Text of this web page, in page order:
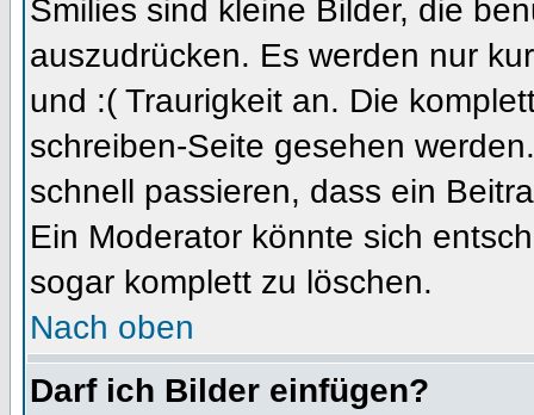
Smilies sind kleine Bilder, die
auszudrücken. Es werden nur
und :( Traurigkeit an. Die
schreiben-Seite gesehen
schnell passieren, dass ein
Ein Moderator könnte sich
sogar komplett zu löschen.
Nach oben
Darf ich Bilder einfügen?